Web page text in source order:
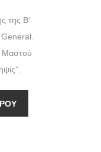
του
της Β'
Μαστού